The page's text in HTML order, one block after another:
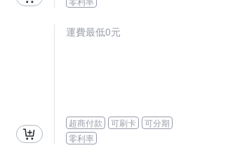
運費最低0元
超商付款 可刷卡
可分期
零利率